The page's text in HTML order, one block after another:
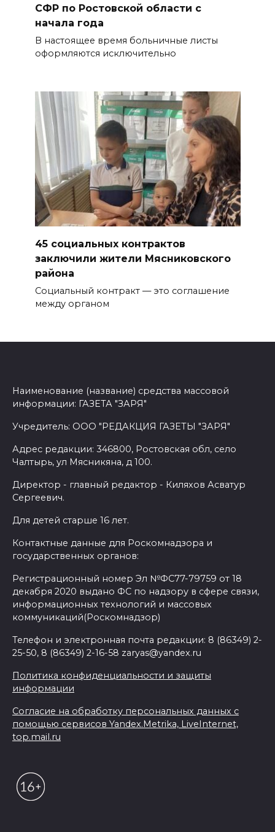
СФР по Ростовской области с
начала года
В настоящее время больничные листы
оформляются исключительно
45 социальных контрактов
заключили жители Мясниковского
района
Социальный контракт — это соглашение
между органом
Наименование (название) средства массовой
информации: ГАЗЕТА "ЗАРЯ"
Учредитель: ООО "РЕДАКЦИЯ ГАЗЕТЫ "ЗАРЯ"
Адрес редакции: 346800, Ростовская обл, село
Чалтырь, ул Мясникяна, д 100.
Директор - главный редактор - Киляхов Асватур
Сергеевич.
Для детей старше 16 лет.
Контактные данные для Роскомнадзора и
государственных органов:
Регистрационный номер Эл №ФС77-79759 от 18
декабря 2020 выдано ФС по надзору в сфере связи,
информационных технологий и массовых
коммуникаций(Роскомнадзор)
Телефон и электронная почта редакции: 8 (86349) 2-
25-50, 8 (86349) 2-16-58 zaryas@yandex.ru
Политика конфиденциальности и защиты
информации
Согласие на обработку персональных данных с
помощью сервисов Yandex.Metrika, LiveInternet,
top.mail.ru